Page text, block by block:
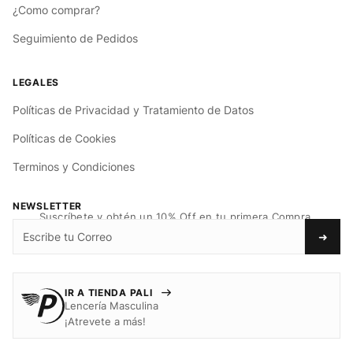
¿Como comprar?
Seguimiento de Pedidos
Políticas de Privacidad y Tratamiento de Datos
Políticas de Cookies
Terminos y Condiciones
NEWSLETTER
Suscríbete y obtén un 10% Off en tu primera Compra.
➜
IR A TIENDA PALI
Lencería Masculina
¡Atrevete a más!